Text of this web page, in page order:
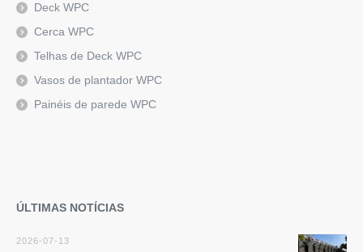
Deck WPC
Cerca WPC
Telhas de Deck WPC
Vasos de plantador WPC
Painéis de parede WPC
ÚLTIMAS NOTÍCIAS
2026-07-13